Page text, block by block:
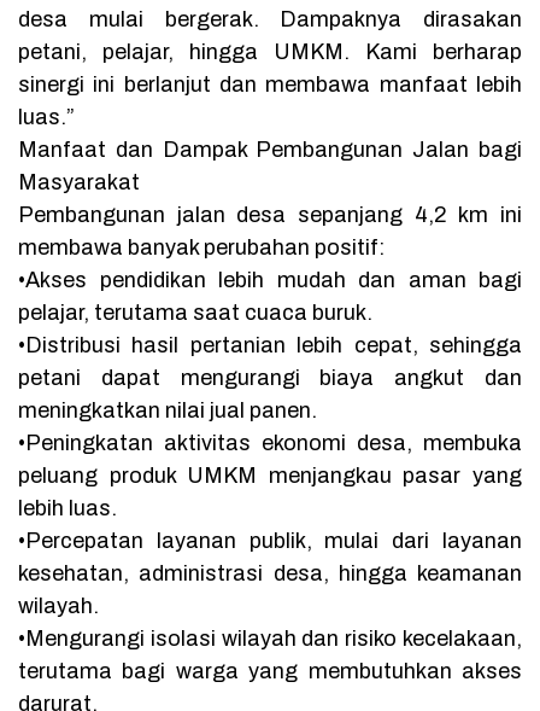
desa mulai bergerak. Dampaknya dirasakan
petani, pelajar, hingga UMKM. Kami berharap
sinergi ini berlanjut dan membawa manfaat lebih
luas.”
Manfaat dan Dampak Pembangunan Jalan bagi
Masyarakat
Pembangunan jalan desa sepanjang 4,2 km ini
membawa banyak perubahan positif:
•Akses pendidikan lebih mudah dan aman bagi
pelajar, terutama saat cuaca buruk.
•Distribusi hasil pertanian lebih cepat, sehingga
petani dapat mengurangi biaya angkut dan
meningkatkan nilai jual panen.
•Peningkatan aktivitas ekonomi desa, membuka
peluang produk UMKM menjangkau pasar yang
lebih luas.
•Percepatan layanan publik, mulai dari layanan
kesehatan, administrasi desa, hingga keamanan
wilayah.
•Mengurangi isolasi wilayah dan risiko kecelakaan,
terutama bagi warga yang membutuhkan akses
darurat.